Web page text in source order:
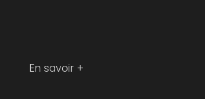
En savoir +